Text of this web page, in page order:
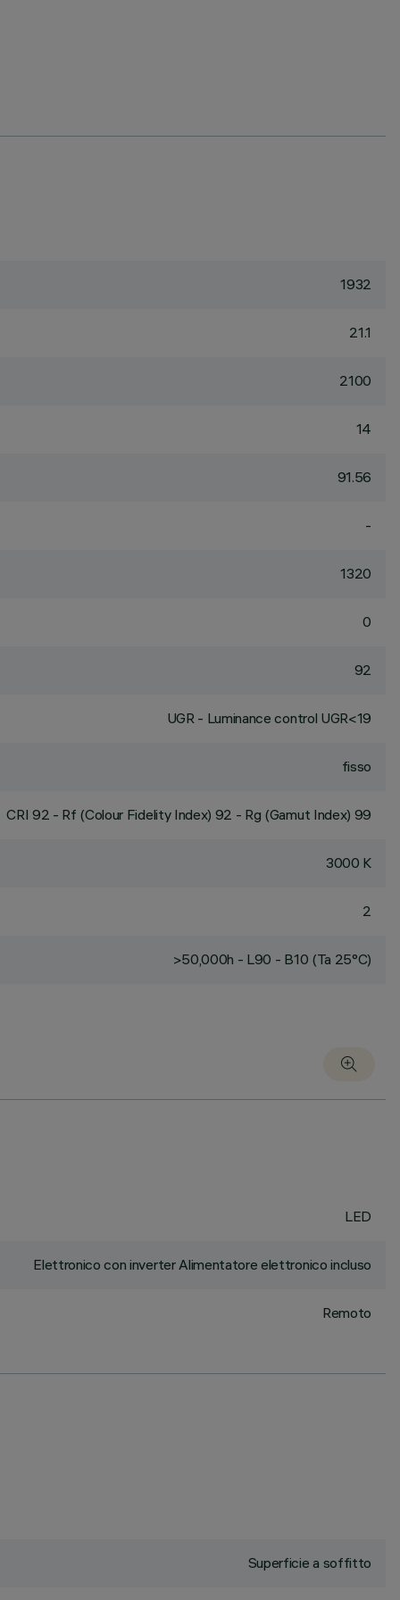
1932
21.1
2100
14
91.56
-
1320
0
92
UGR - Luminance control UGR<19
fisso
CRI 92 - Rf (Colour Fidelity Index) 92 - Rg (Gamut Index) 99
3000 K
2
>50,000h - L90 - B10 (Ta 25°C)
LED
Elettronico con inverter Alimentatore elettronico incluso
Remoto
Superficie a soffitto